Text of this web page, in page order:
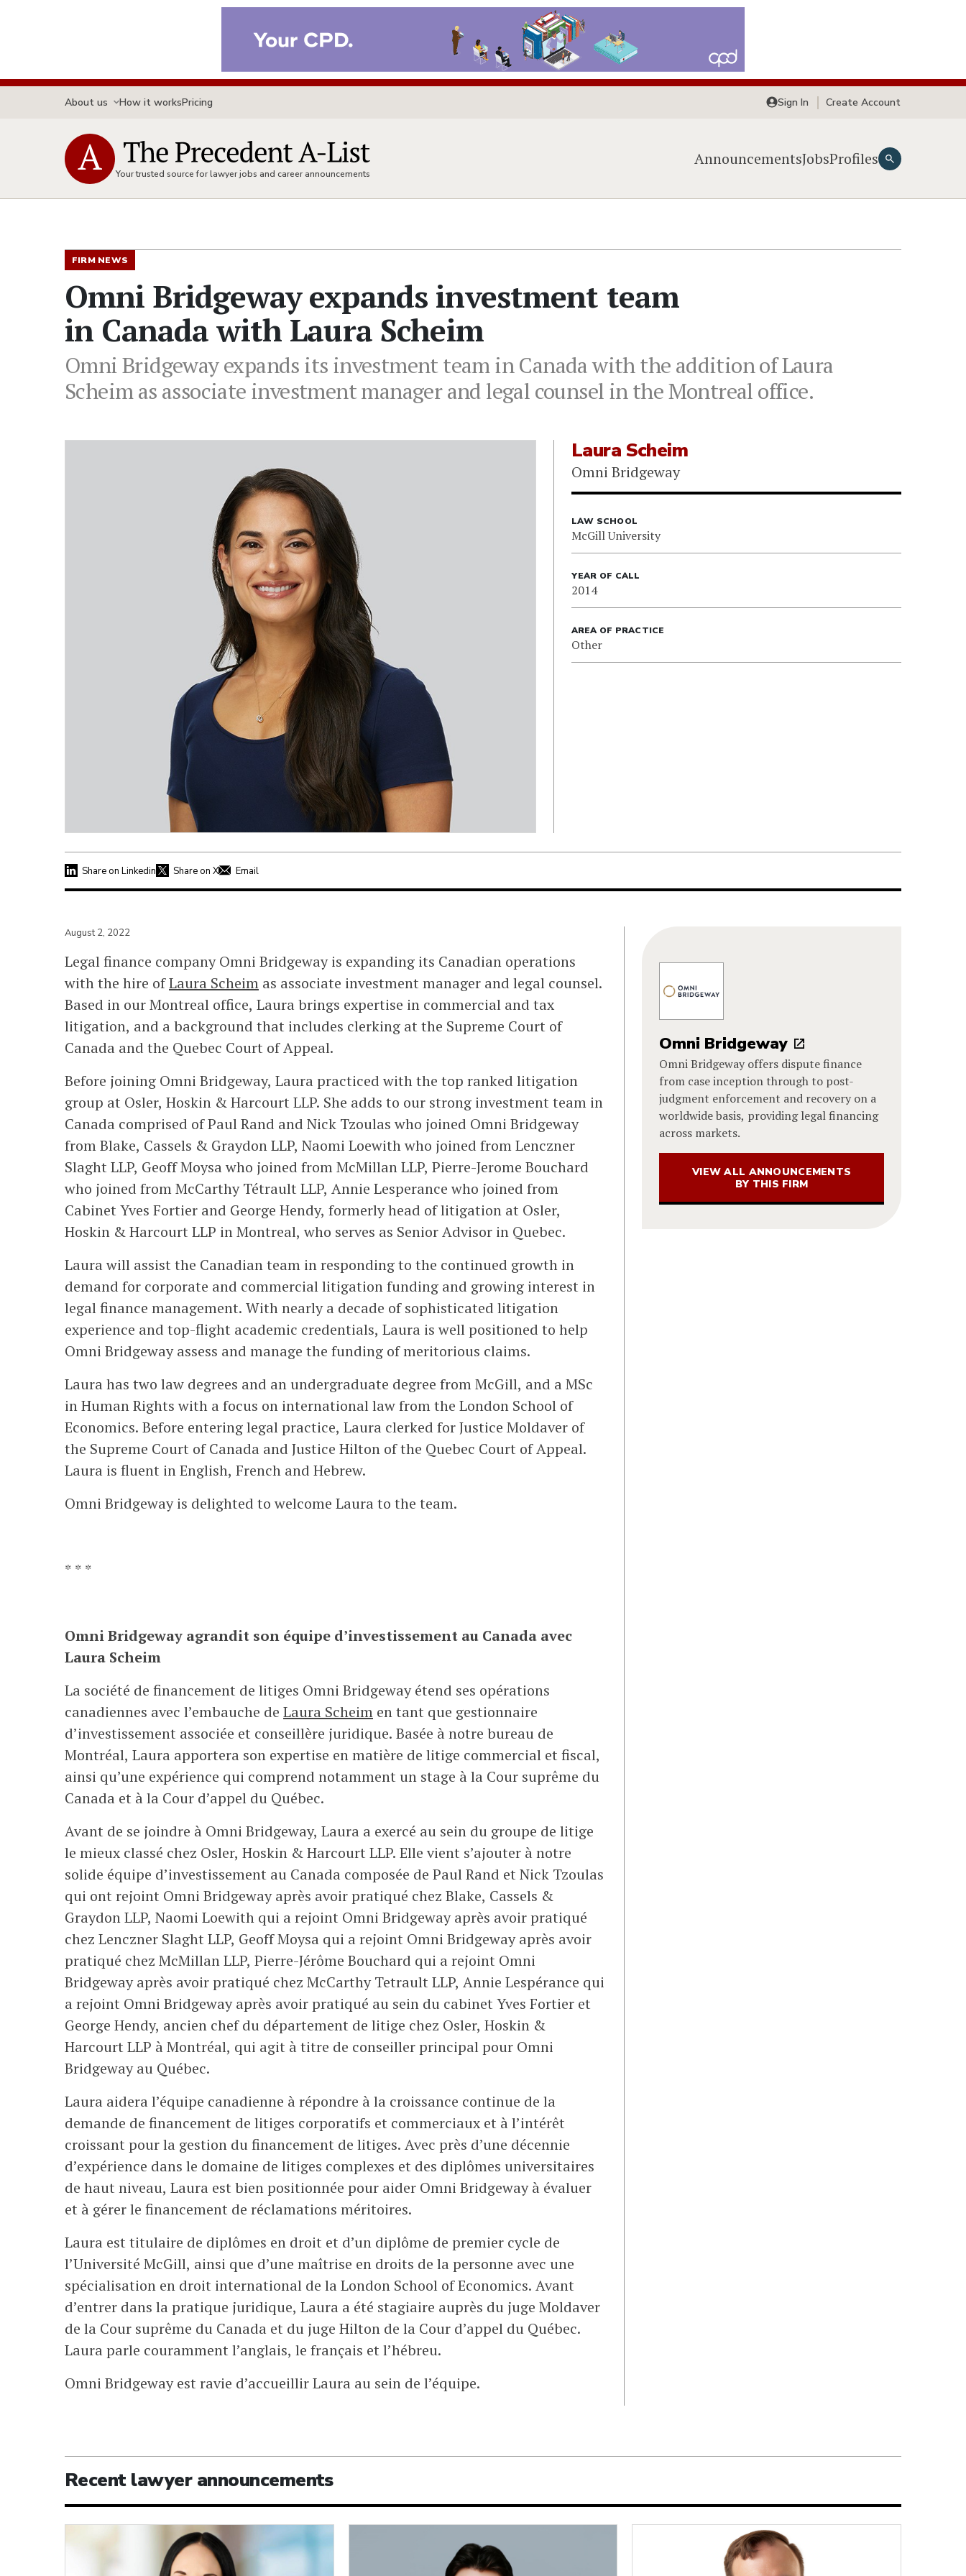
About us How it worksPricing Sign In Create Account
Your trusted source for lawyer jobs and career announcements
AnnouncementsJobsProfiles
FIRM NEWS
Omni Bridgeway expands investment team
in Canada with Laura Scheim
Omni Bridgeway expands its investment team in Canada with the addition of Laura
Scheim as associate investment manager and legal counsel in the Montreal office.
Laura Scheim
Omni Bridgeway
LAW SCHOOL
McGill University
YEAR OF CALL
2014
AREA OF PRACTICE
Other
Share on Linkedin Share on X Email
August 2, 2022
Legal finance company Omni Bridgeway is expanding its Canadian operations
with the hire ofLaura Scheim as associate investment manager and legal counsel.
Based in our Montreal office, Laura brings expertise in commercial and tax
litigation, and a background that includes clerking at the Supreme Court of
Canada and the Quebec Court of Appeal.
Before joining Omni Bridgeway, Laura practiced with the top ranked litigation
group at Osler, Hoskin & Harcourt LLP. She adds to our strong investment team in
Canada comprised of Paul Rand and Nick Tzoulas who joined Omni Bridgeway
from Blake, Cassels & Graydon LLP, Naomi Loewith who joined from Lenczner
Slaght LLP, Geoff Moysa who joined from McMillan LLP, Pierre-Jerome Bouchard
who joined from McCarthy Tétrault LLP, Annie Lesperance who joined from
Cabinet Yves Fortier and George Hendy, formerly head of litigation at Osler,
Hoskin & Harcourt LLP in Montreal, who serves as Senior Advisor in Quebec.
Laura will assist the Canadian team in responding to the continued growth in
demand for corporate and commercial litigation funding and growing interest in
legal finance management. With nearly a decade of sophisticated litigation
experience and top-flight academic credentials, Laura is well positioned to help
Omni Bridgeway assess and manage the funding of meritorious claims.
Laura has two law degrees and an undergraduate degree from McGill, and a MSc
in Human Rights with a focus on international law from the London School of
Economics. Before entering legal practice, Laura clerked for Justice Moldaver of
the Supreme Court of Canada and Justice Hilton of the Quebec Court of Appeal.
Laura is fluent in English, French and Hebrew.
Omni Bridgeway is delighted to welcome Laura to the team.
* * *
Omni Bridgeway agrandit son équipe d’investissement au Canada avec
Laura Scheim
La société de financement de litiges Omni Bridgeway étend ses opérations
canadiennes avec l’embauche de Laura Scheim en tant que gestionnaire
d’investissement associée et conseillère juridique. Basée à notre bureau de
Montréal, Laura apportera son expertise en matière de litige commercial et fiscal,
ainsi qu’une expérience qui comprend notamment un stage à la Cour suprême du
Canada et à la Cour d’appel du Québec.
Avant de se joindre à Omni Bridgeway, Laura a exercé au sein du groupe de litige
le mieux classé chez Osler, Hoskin & Harcourt LLP. Elle vient s’ajouter à notre
solide équipe d’investissement au Canada composée de Paul Rand et Nick Tzoulas
qui ont rejoint Omni Bridgeway après avoir pratiqué chez Blake, Cassels &
Graydon LLP, Naomi Loewith qui a rejoint Omni Bridgeway après avoir pratiqué
chez Lenczner Slaght LLP, Geoff Moysa qui a rejoint Omni Bridgeway après avoir
pratiqué chez McMillan LLP, Pierre-Jérôme Bouchard qui a rejoint Omni
Bridgeway après avoir pratiqué chez McCarthy Tetrault LLP, Annie Lespérance qui
a rejoint Omni Bridgeway après avoir pratiqué au sein du cabinet Yves Fortier et
George Hendy, ancien chef du département de litige chez Osler, Hoskin &
Harcourt LLP à Montréal, qui agit à titre de conseiller principal pour Omni
Bridgeway au Québec.
Laura aidera l’équipe canadienne à répondre à la croissance continue de la
demande de financement de litiges corporatifs et commerciaux et à l’intérêt
croissant pour la gestion du financement de litiges. Avec près d’une décennie
d’expérience dans le domaine de litiges complexes et des diplômes universitaires
de haut niveau, Laura est bien positionnée pour aider Omni Bridgeway à évaluer
et à gérer le financement de réclamations méritoires.
Laura est titulaire de diplômes en droit et d’un diplôme de premier cycle de
l’Université McGill, ainsi que d’une maîtrise en droits de la personne avec une
spécialisation en droit international de la London School of Economics. Avant
d’entrer dans la pratique juridique, Laura a été stagiaire auprès du juge Moldaver
de la Cour suprême du Canada et du juge Hilton de la Cour d’appel du Québec.
Laura parle couramment l’anglais, le français et l’hébreu.
Omni Bridgeway est ravie d’accueillir Laura au sein de l’équipe.
Omni Bridgeway
Omni Bridgeway offers dispute finance
from case inception through to post-
judgment enforcement and recovery on a
worldwide basis, providing legal financing
across markets.
VIEW ALL ANNOUNCEMENTS
BY THIS FIRM
Recent lawyer announcements